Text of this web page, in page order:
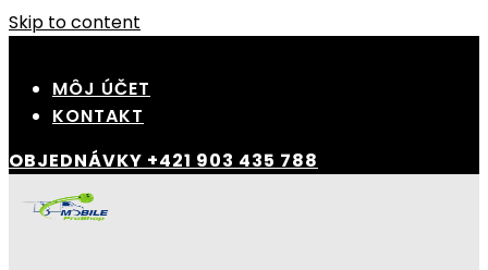
Skip to content
MÔJ ÚČET
KONTAKT
OBJEDNÁVKY +421 903 435 788